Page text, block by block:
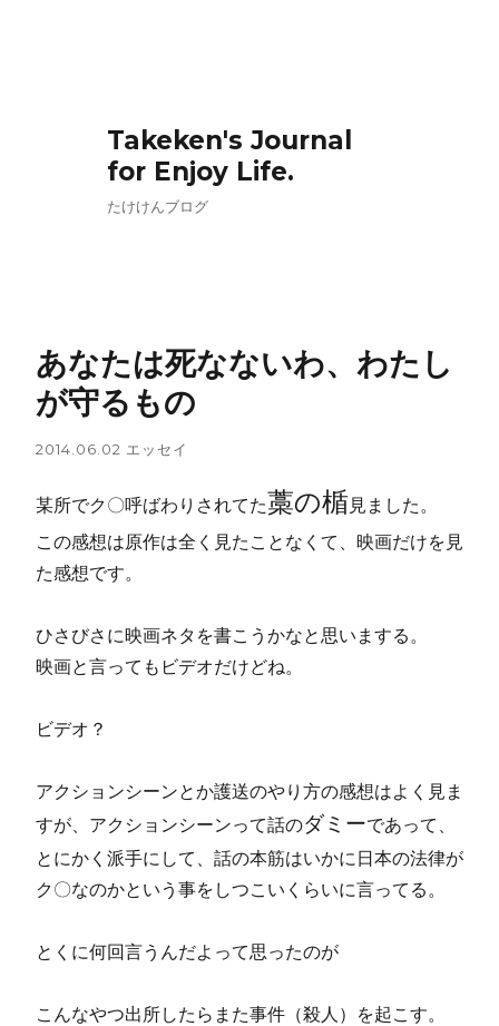
Takeken's Journal
for Enjoy Life.
たけけんブログ
あなたは死なないわ、わたし
が守るもの
2014.06.02 エッセイ
某所でク〇呼ばわりされてた藁の楯見ました。
この感想は原作は全く見たことなくて、映画だけを見
た感想です。
ひさびさに映画ネタを書こうかなと思いまする。
映画と言ってもビデオだけどね。
ビデオ？
アクションシーンとか護送のやり方の感想はよく見ま
すが、アクションシーンって話のダミーであって、
とにかく派手にして、話の本筋はいかに日本の法律が
ク〇なのかという事を しつこいくらいに言ってる。
とくに何回言うんだよって思ったのが
こんなやつ出所したらまた事件（殺人）を起こす。